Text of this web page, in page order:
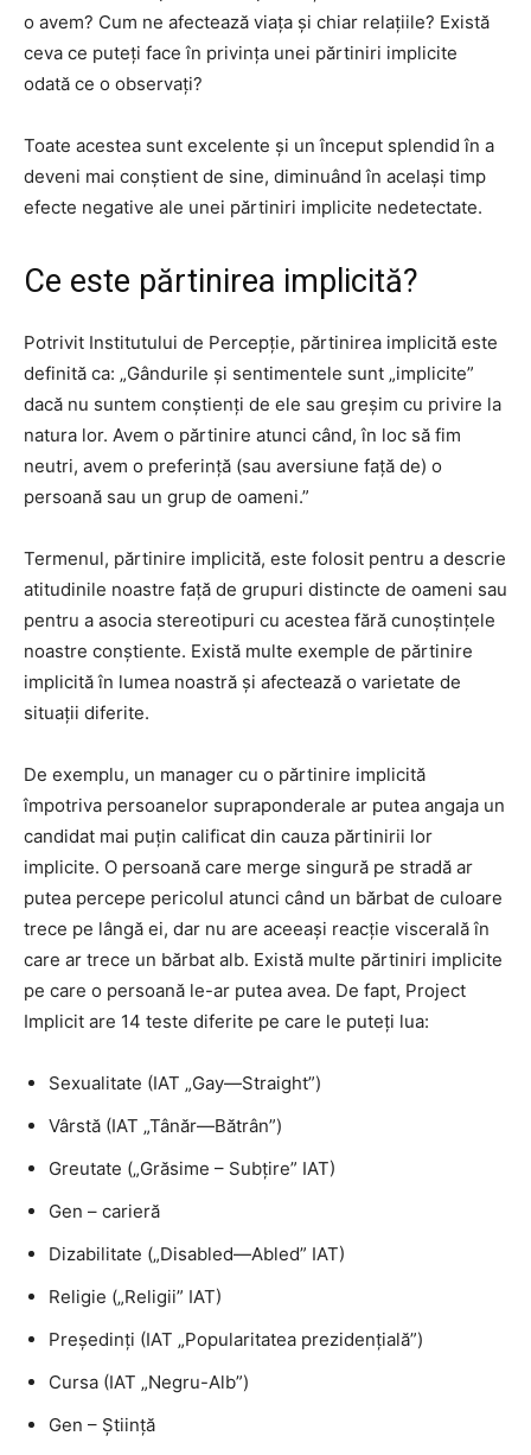
o avem? Cum ne afectează viața și chiar relațiile? Există
ceva ce puteți face în privința unei părtiniri implicite
odată ce o observați?
Toate acestea sunt excelente și un început splendid în a
deveni mai conștient de sine, diminuând în același timp
efecte negative ale unei părtiniri implicite nedetectate.
Ce este părtinirea implicită?
Potrivit Institutului de Percepție, părtinirea implicită este
definită ca: „Gândurile și sentimentele sunt „implicite”
dacă nu suntem conștienți de ele sau greșim cu privire la
natura lor. Avem o părtinire atunci când, în loc să fim
neutri, avem o preferință (sau aversiune față de) o
persoană sau un grup de oameni.”
Termenul, părtinire implicită, este folosit pentru a descrie
atitudinile noastre față de grupuri distincte de oameni sau
pentru a asocia stereotipuri cu acestea fără cunoștințele
noastre conștiente. Există multe exemple de părtinire
implicită în lumea noastră și afectează o varietate de
situații diferite.
De exemplu, un manager cu o părtinire implicită
împotriva persoanelor supraponderale ar putea angaja un
candidat mai puțin calificat din cauza părtinirii lor
implicite. O persoană care merge singură pe stradă ar
putea percepe pericolul atunci când un bărbat de culoare
trece pe lângă ei, dar nu are aceeași reacție viscerală în
care ar trece un bărbat alb. Există multe părtiniri implicite
pe care o persoană le-ar putea avea. De fapt, Project
Implicit are 14 teste diferite pe care le puteți lua:
Sexualitate (IAT „Gay—Straight”)
Vârstă (IAT „Tânăr—Bătrân”)
Greutate („Grăsime – Subțire” IAT)
Gen – carieră
Dizabilitate („Disabled—Abled” IAT)
Religie („Religii” IAT)
Președinți (IAT „Popularitatea prezidențială”)
Cursa (IAT „Negru-Alb”)
Gen – Știință